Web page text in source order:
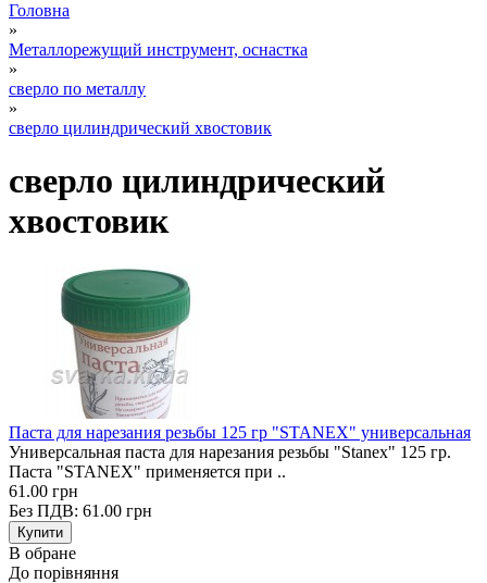
Головна
»
Металлорежущий инструмент, оснастка
»
сверло по металлу
»
сверло цилиндрический хвостовик
сверло цилиндрический
хвостовик
Паста для нарезания резьбы 125 гр "STANEX" универсальная
Универсальная паста для нарезания резьбы "Stanex" 125 гр.
Паста "STANEX" применяется при ..
61.00 грн
Без ПДВ: 61.00 грн
В обране
До порівняння